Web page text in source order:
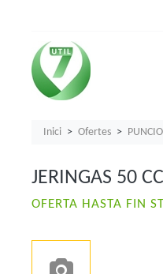
Inici Ofertes
JERINGAS 50
OFERTA HASTA FIN